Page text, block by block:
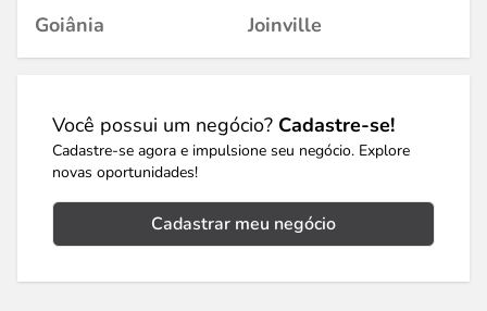
Goiânia
Joinville
Você possui um negócio? Cadastre-se!
Cadastre-se agora e impulsione seu negócio. Explore
novas oportunidades!
Cadastrar meu negócio